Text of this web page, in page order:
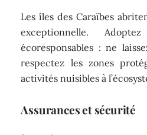
Les îles des Caraïbes
exceptionnelle.
écoresponsables : ne
respectez les zones
activités nuisibles à
Assurances et sécurité